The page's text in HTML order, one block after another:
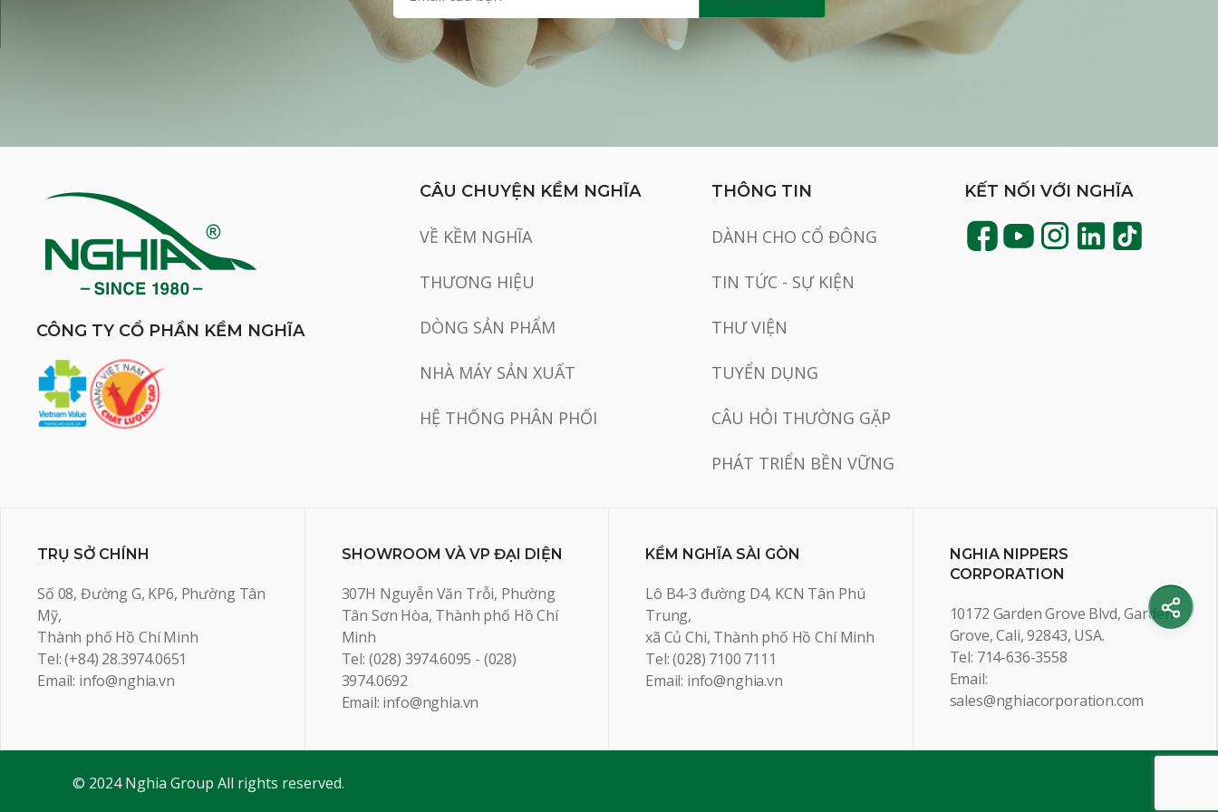
CÔNG TY CỔ PHẦN KỀM NGHĨA
CÂU CHUYỆN KỀM NGHĨA
VỀ KỀM NGHĨA
THƯƠNG HIỆU
DÒNG SẢN PHẨM
NHÀ MÁY SẢN XUẤT
HỆ THỐNG PHÂN PHỐI
THÔNG TIN
DÀNH CHO CỔ ĐÔNG
TIN TỨC - SỰ KIỆN
THƯ VIỆN
TUYỂN DỤNG
CÂU HỎI THƯỜNG GẶP
PHÁT TRIỂN BỀN VỮNG
KẾT NỐI VỚI NGHĨA
TRỤ SỞ CHÍNH
Số 08, Đường G, KP6, Phường Tân
Mỹ,
Thành phố Hồ Chí Minh
Tel: (+84) 28.3974.0651
Email: info@nghia.vn
SHOWROOM VÀ VP ĐẠI DIỆN
307H Nguyễn Văn Trỗi, Phường
Tân Sơn Hòa, Thành phố Hồ Chí
Minh
Tel: (028) 3974.6095 - (028)
3974.0692
Email: info@nghia.vn
KỀM NGHĨA SÀI GÒN
Lô B4-3 đường D4, KCN Tân Phú
Trung,
xã Củ Chi, Thành phố Hồ Chí Minh
Tel: (028) 7100 7111
Email: info@nghia.vn
NGHIA NIPPERS
CORPORATION
10172 Garden Grove Blvd, Garden
Grove, Cali, 92843, USA.
Tel: 714-636-3558
Email:
sales@nghiacorporation.com
© 2024 Nghia Group All rights reserved.